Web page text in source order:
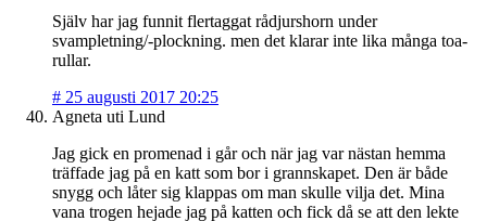
Själv har jag funnit flertaggat rådjurshorn under
svampletning/-plockning. men det klarar inte lika många toa-
rullar.
# 25 augusti 2017 20:25
Agneta uti Lund
Jag gick en promenad i går och när jag var nästan hemma
träffade jag på en katt som bor i grannskapet. Den är både
snygg och låter sig klappas om man skulle vilja det. Mina
vana trogen hejade jag på katten och fick då se att den lekte